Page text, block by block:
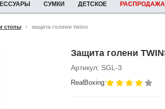
СУМКИ ДЕТСКОЕ РАСПРОДАЖА
стопы защита голени twins
Защита голени
Артикул: SGL-3
RealBoxing: